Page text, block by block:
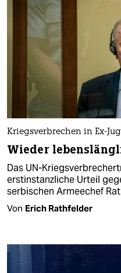
Kriegsverbrechen in Ex-
Wieder
Das UN-
erstinstanzliche Urteil
serbischen Armeechef
Von Erich Rathfelder